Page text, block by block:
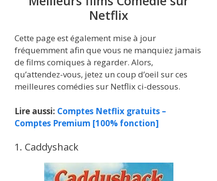
Netflix
Cette page est également mise à jour
fréquemment afin que vous ne manquiez jamais
de films comiques à regarder. Alors,
qu’attendez-vous, jetez un coup d’oeil sur ces
meilleures comédies sur Netflix ci-dessous.
Lire aussi: Comptes Netflix gratuits –
Comptes Premium [100% fonction]
1. Caddyshack